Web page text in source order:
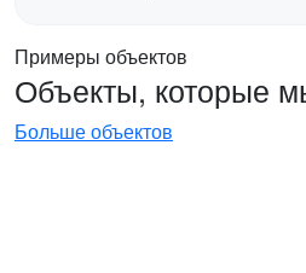
Примеры объектов
Объекты, которые
Больше объектов